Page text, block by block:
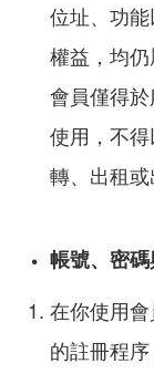
位址、功
權益，均
會員僅得
使用，不
轉、出租或
帳號、密
在你使用
的註冊程序